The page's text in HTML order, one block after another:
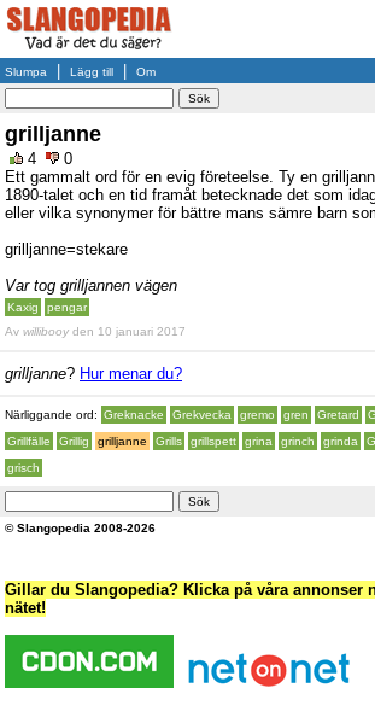
Slumpa Lägg till Om
grilljanne
4
0
Ett gammalt ord för en evig företeelse. Ty en
1890-talet och en tid framåt betecknade det som
eller vilka synonymer för bättre mans sämre barn
grilljanne=stekare
Var tog grilljannen vägen
Kaxig
pengar
Av willibooy den 10 januari 2017
grilljanne? Hur menar du?
Närliggande ord: Greknacke Grekvecka gremo gren Gretard
Grillfälle
Grillig grilljanne Grills grillspett grina grinch grinda
grisch
© Slangopedia 2008-2026
Gillar du Slangopedia? Klicka på våra annonser
nätet!